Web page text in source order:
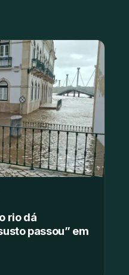
rio dá
passou” em